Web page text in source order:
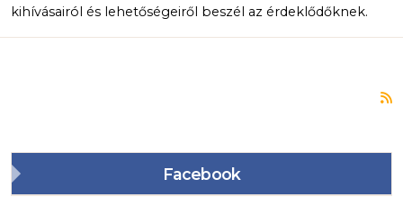
kihívásairól és lehetőségeiről beszél az érdeklődőknek.
Facebook